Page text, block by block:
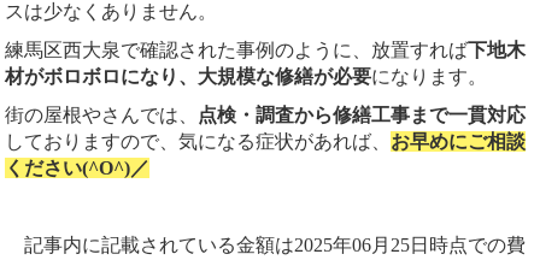
スは少なくありません。
練馬区西大泉で確認された事例のように、放置すれば下地木
材がボロボロになり、大規模な修繕が必要になります。
街の屋根やさんでは、 点検・調査から修繕工事まで一貫対応
しておりますので、気になる症状があれば、 お早めにご相談
ください(^O^)／
記事内に記載されている金額は2025年06月25日時点での費